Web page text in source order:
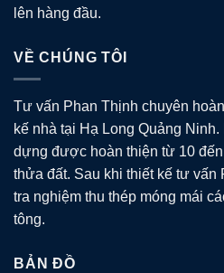
lên hàng đầu.
VỀ CHÚNG TÔI
Tư vấn Phan Thịnh chuyên
kế nhà tại Hạ Long Quảng
dựng được hoàn thiện từ 10
thửa đất. Sau khi thiết kế tư vấn
tra nghiệm thu thép móng mái
tông.
BẢN ĐỒ